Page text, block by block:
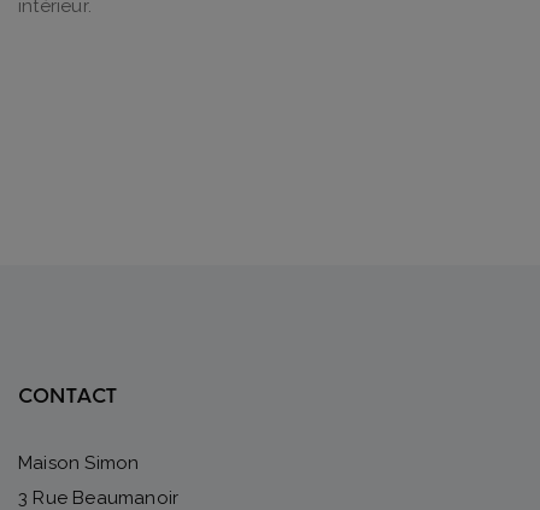
intérieur.
CONTACT
Maison Simon
3 Rue Beaumanoir